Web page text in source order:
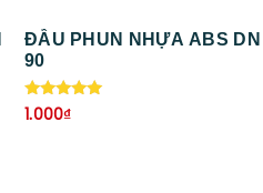
ĐẦU PHUN NHỰA ABS DN
90
Được xếp
hạng
1.000₫